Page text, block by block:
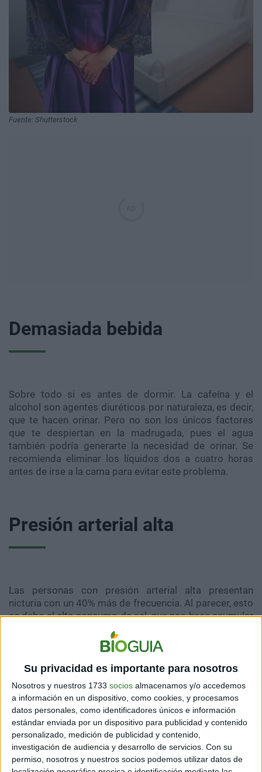
Su privacidad es importante para nosotros
Nosotros y nuestros 1733 socios almacenamos y/o accedemos
a información en un dispositivo, como cookies, y procesamos
datos personales, como identificadores únicos e información
estándar enviada por un dispositivo para publicidad y contenido
personalizado, medición de publicidad y contenido,
investigación de audiencia y desarrollo de servicios. Con su
permiso, nosotros y nuestros socios podemos utilizar datos de
Fuente: Shutterstock
Demasiada bebida
Sobre todo si es antes de dormir. La cafeína y el
alcohol son agentes diuréticos por naturaleza, es decir,
que te hacen orinar. Pero no son los únicos factores
que te despiertan en la madrugada, pues el agua
también podría generarte la necesidad de orinar. Se
recomienda eliminar los líquidos dos a cuatro horas
antes de irse a la cama para evitar este problema.
Presión arterial alta
Las personas con presión arterial alta presentan
nicturia con un 40% más de frecuencia. Al parecer, esto
se debe al alto consumo de sal, que nos hace acumular
líquidos. Además, algunos medicamentos para la
tensión tienen efectos diuréticos.
Diabetes no tratada
Al tener diabetes, el organismo funciona a medias. El